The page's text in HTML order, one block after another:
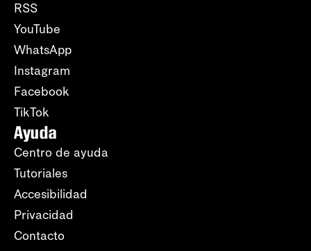
RSS
YouTube
WhatsApp
Instagram
Facebook
TikTok
Ayuda
Centro de ayuda
Tutoriales
Accesibilidad
Privacidad
Contacto